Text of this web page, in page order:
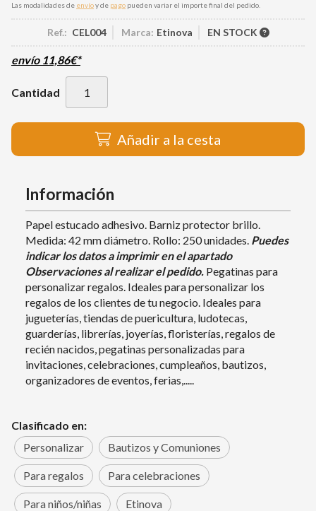
Las modalidades de envíoy de pago pueden variar el importe final del pedido.
Ref.: CEL004 Marca: Etinova EN STOCK
envío 11,86€*
Cantidad
Añadir a la cesta
Información
Papel estucado adhesivo. Barniz protector brillo.
Medida: 42 mm diámetro. Rollo: 250 unidades. Puedes
indicar los datos a imprimir en el apartado
Observaciones al realizar el pedido. Pegatinas para
personalizar regalos. Ideales para personalizar los
regalos de los clientes de tu negocio. Ideales para
jugueterías, tiendas de puericultura, ludotecas,
guarderías, librerías, joyerías, floristerías, regalos de
recién nacidos, pegatinas personalizadas para
invitaciones, celebraciones, cumpleaños, bautizos,
organizadores de eventos, ferias,.....
Clasificado en:
Personalizar
Bautizos y Comuniones
Para regalos Para celebraciones
Para niños/niñas Etinova